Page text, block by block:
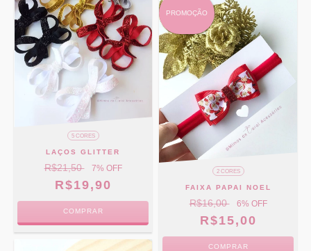
5 CORES
LAÇOS GLITTER
R$21,50 7% OFF
R$19,90
COMPRAR
PROMOÇÃO
2 CORES
FAIXA PAPAI NOEL
R$16,00 6% OFF
R$15,00
COMPRAR